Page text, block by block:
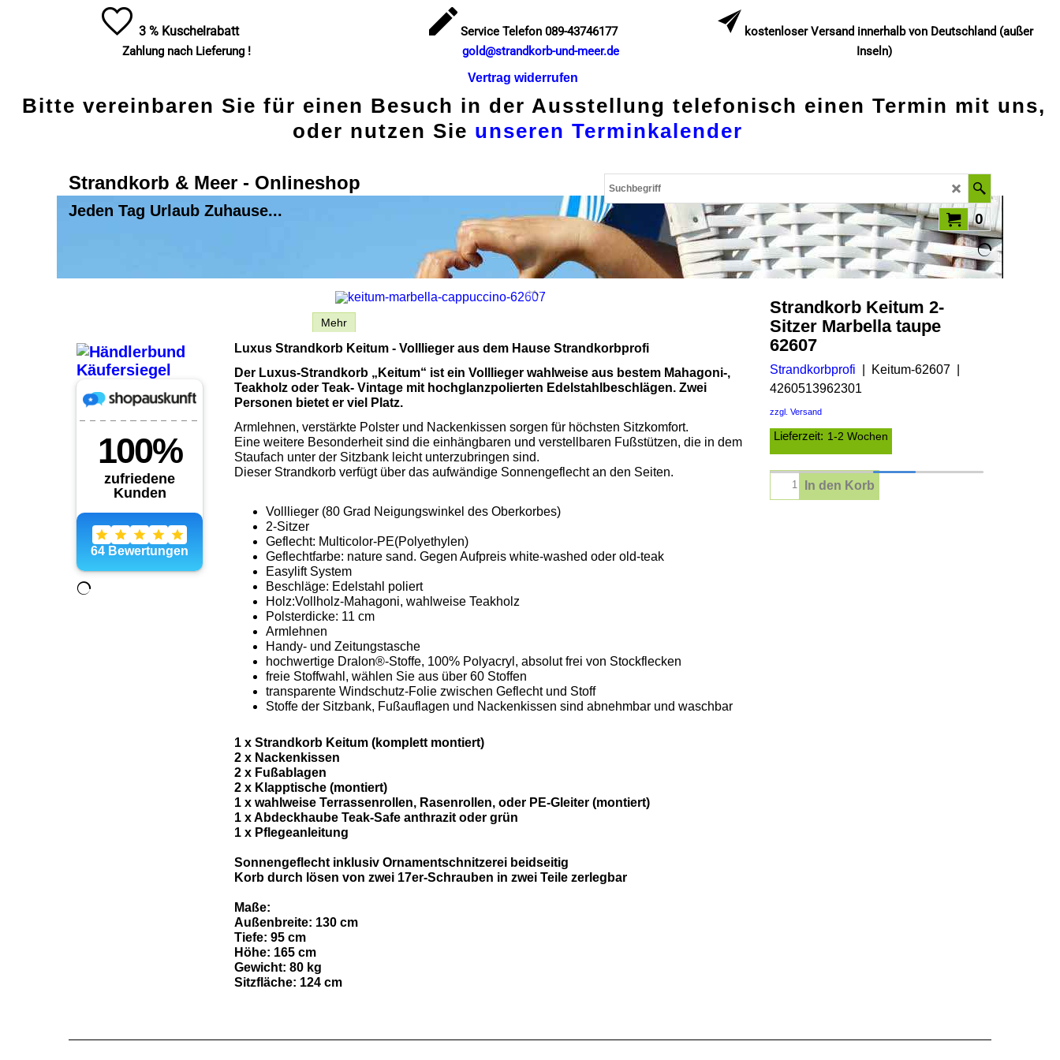
3 % Kuschelrabatt
Zahlung nach Lieferung !
Service Telefon 089-43746177
gold@strandkorb-und-meer.de
Vertrag widerrufen
kostenloser Versand innerhalb von Deutschland (außer
Inseln)
Bitte vereinbaren Sie für einen Besuch in der Ausstellung telefonisch einen Termin mit uns,
oder nutzen Sie unseren Terminkalender
Strandkorb & Meer - Onlineshop
Jeden Tag Urlaub Zuhause... 0
Strandkorb Keitum 2-
Sitzer Marbella taupe
62607
Strandkorbprofi
Keitum-62607
4260513962301
zzgl. Versand
Lieferzeit: 1-2 Wochen
In den Korb
Mehr
Luxus Strandkorb Keitum - Volllieger aus dem Hause Strandkorbprofi
Der Luxus-Strandkorb „Keitum“ ist ein Volllieger wahlweise aus bestem Mahagoni-,
Teakholz oder Teak- Vintage mit hochglanzpolierten Edelstahlbeschlägen. Zwei
Personen bietet er viel Platz.
Armlehnen, verstärkte Polster und Nackenkissen sorgen für höchsten Sitzkomfort.
Eine weitere Besonderheit sind die einhängbaren und verstellbaren Fußstützen, die in dem
Staufach unter der Sitzbank leicht unterzubringen sind.
Dieser Strandkorb verfügt über das aufwändige Sonnengeflecht an den Seiten.
Volllieger (80 Grad Neigungswinkel des Oberkorbes)
2-Sitzer
Geflecht: Multicolor-PE(Polyethylen)
Geflechtfarbe: nature sand. Gegen Aufpreis white-washed oder old-teak
Easylift System
Beschläge: Edelstahl poliert
Holz:Vollholz-Mahagoni, wahlweise Teakholz
Polsterdicke: 11 cm
Armlehnen
Handy- und Zeitungstasche
hochwertige Dralon®-Stoffe, 100% Polyacryl, absolut frei von Stockflecken
freie Stoffwahl, wählen Sie aus über 60 Stoffen
transparente Windschutz-Folie zwischen Geflecht und Stoff
Stoffe der Sitzbank, Fußauflagen und Nackenkissen sind abnehmbar und waschbar
1 x Strandkorb Keitum (komplett montiert)
2 x Nackenkissen
2 x Fußablagen
2 x Klapptische (montiert)
1 x wahlweise Terrassenrollen, Rasenrollen, oder PE-Gleiter (montiert)
1 x Abdeckhaube Teak-Safe anthrazit oder grün
1 x Pflegeanleitung
Sonnengeflecht inklusiv Ornamentschnitzerei beidseitig
Korb durch lösen von zwei 17er-Schrauben in zwei Teile zerlegbar
Maße:
Außenbreite: 130 cm
Tiefe: 95 cm
Höhe: 165 cm
Gewicht: 80 kg
Sitzfläche: 124 cm